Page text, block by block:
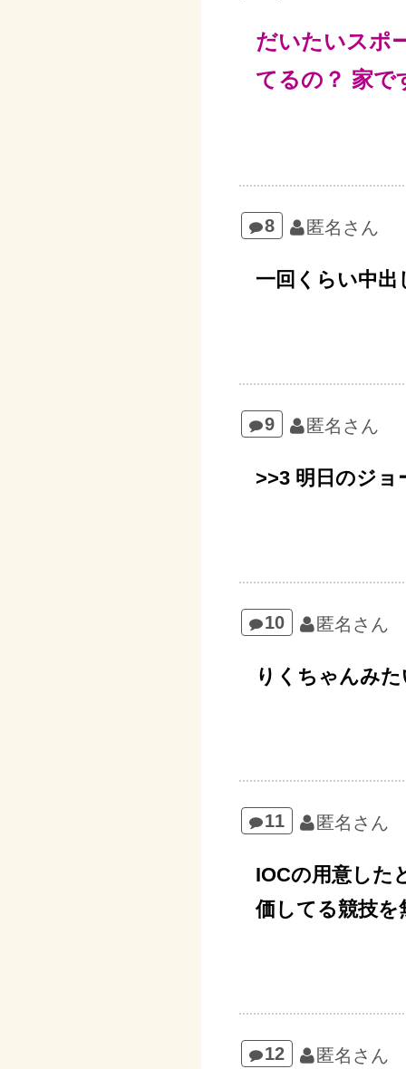
だいたいスポ
てるの？ 家で
8 匿名さん
一回くらい中
9 匿名さん
>>3 明日のジ
10 匿名さん
りくちゃんみ
11 匿名さん
IOCの用意した
価してる競技を
12 匿名さん